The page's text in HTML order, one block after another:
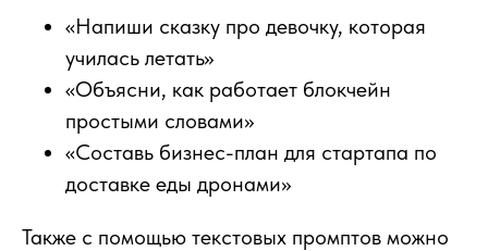
«Напиши сказку про девочку, которая
училась летать»
«Объясни, как работает блокчейн
простыми словами»
«Составь бизнес-план для стартапа по
доставке еды дронами»
Также с помощью текстовых промптов можно